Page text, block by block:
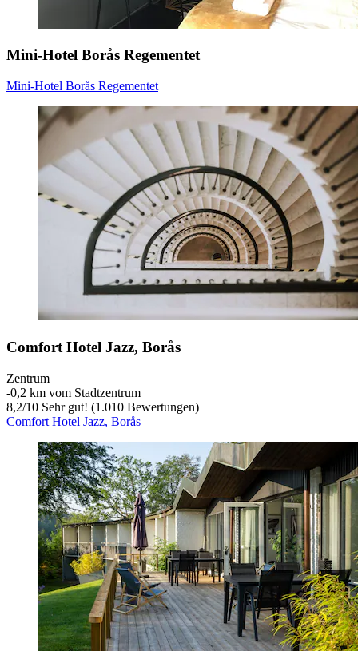
Mini-Hotel Borås Regementet
Mini-Hotel Borås Regementet
Comfort Hotel Jazz, Borås
Zentrum
‐0,2 km vom Stadtzentrum
8,2/10 Sehr gut! (1.010 Bewertungen)
Comfort Hotel Jazz, Borås